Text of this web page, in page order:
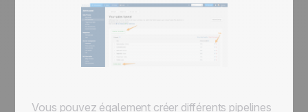
Vous pouvez également créer différents pipelines